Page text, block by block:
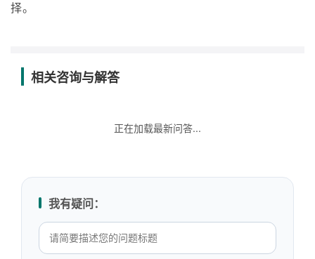
择。
相关咨询与解答
正在加载最新问答...
我有疑问：